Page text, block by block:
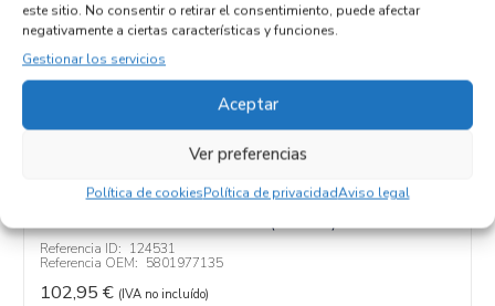
este sitio. No consentir o retirar el consentimiento, puede afectar
negativamente a ciertas características y funciones.
Gestionar los servicios
Aceptar
Ver preferencias
Política de cookiesPolítica de privacidadAviso legal
Código cambio
Productos relacionados
MOTOR ARRANQUE 5801977135
Recambios IVECOEUROCARGO (05.2003)F4AE0681E C
Referencia ID: 124531
Referencia OEM: 5801977135
102,95 € (IVA no incluído)